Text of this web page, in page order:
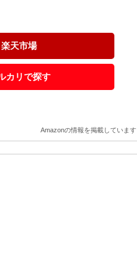
楽天市場
カリで探す
Amazonの情報を掲載しています